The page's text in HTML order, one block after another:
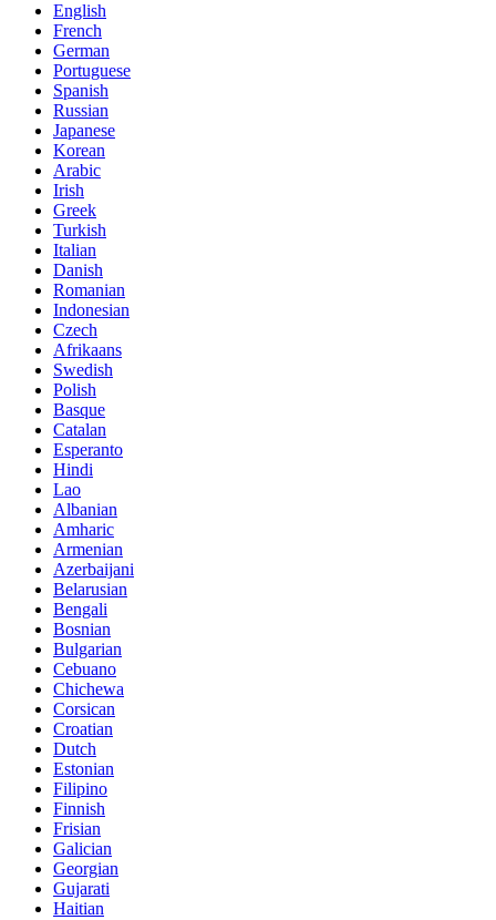
English
French
German
Portuguese
Spanish
Russian
Japanese
Korean
Arabic
Irish
Greek
Turkish
Italian
Danish
Romanian
Indonesian
Czech
Afrikaans
Swedish
Polish
Basque
Catalan
Esperanto
Hindi
Lao
Albanian
Amharic
Armenian
Azerbaijani
Belarusian
Bengali
Bosnian
Bulgarian
Cebuano
Chichewa
Corsican
Croatian
Dutch
Estonian
Filipino
Finnish
Frisian
Galician
Georgian
Gujarati
Haitian